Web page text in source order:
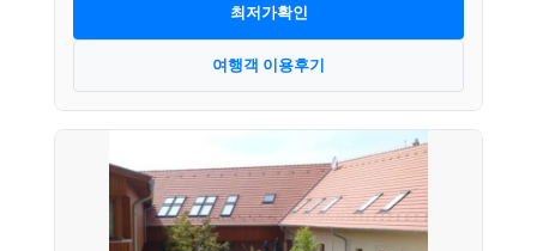
최저가확인
여행객 이용후기